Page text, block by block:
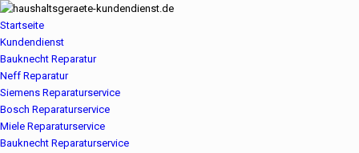
Startseite
Kundendienst
Bauknecht Reparatur
Neff Reparatur
Siemens Reparaturservice
Bosch Reparaturservice
Miele Reparaturservice
Bauknecht Reparaturservice